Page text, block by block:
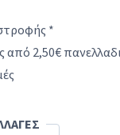
*
2,50€